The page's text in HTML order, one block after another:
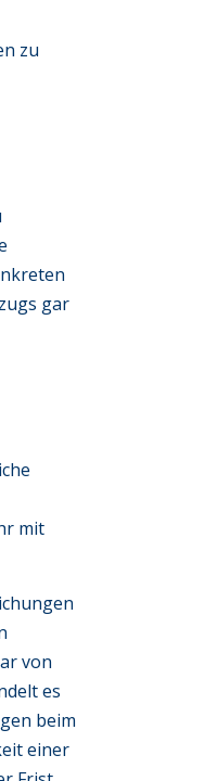
zu
gar
mit
von
es
beim
einer